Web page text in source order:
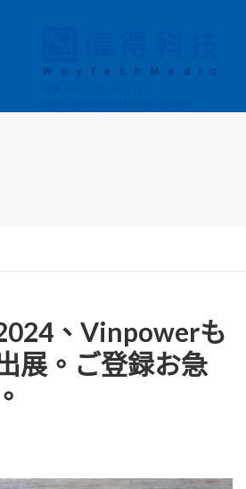
、Vinpowerも
展。ご登録お急